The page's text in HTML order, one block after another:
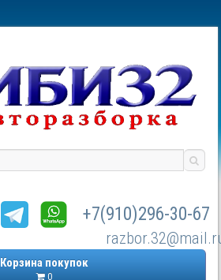
+7(910)296-30-67
Корзина покупок
0